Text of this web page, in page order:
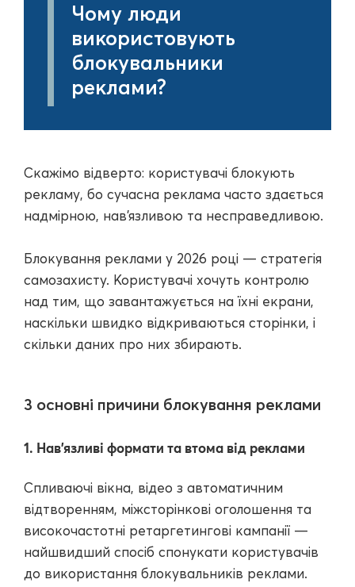
Чому люди
використовують
блокувальники
реклами?
Скажімо відверто: користувачі блокують
рекламу, бо сучасна реклама часто здається
надмірною, нав'язливою та несправедливою.
Блокування реклами у 2026 році — стратегія
самозахисту. Користувачі хочуть контролю
над тим, що завантажується на їхні екрани,
наскільки швидко відкриваються сторінки, і
скільки даних про них збирають.
3 основні причини блокування реклами
1. Нав'язливі формати та втома від реклами
Спливаючі вікна, відео з автоматичним
відтворенням, міжсторінкові оголошення та
високочастотні ретаргетингові кампанії —
найшвидший спосіб спонукати користувачів
до використання блокувальників реклами.